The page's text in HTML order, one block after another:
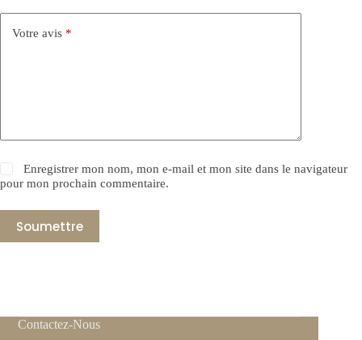
Votre avis *
Enregistrer mon nom, mon e-mail et mon site dans le navigateur
pour mon prochain commentaire.
Soumettre
Contactez-Nous